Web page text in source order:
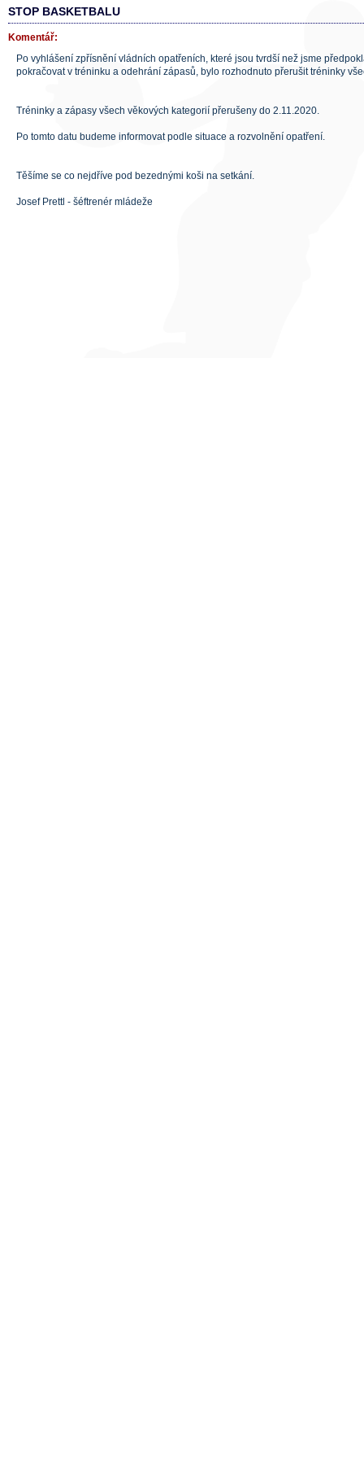
STOP BASKETBALU
Komentář:
Po vyhlášení zpřísnění vládních opatřeních, které jsou tvrdší než jsme
pokračovat v tréninku a odehrání zápasů, bylo rozhodnuto přerušit tréninky
Tréninky a zápasy všech věkových kategorií přerušeny do 2.11.2020.
Po tomto datu budeme informovat podle situace a rozvolnění opatření.
Těšíme se co nejdříve pod bezednými koši na setkání.
Josef Prettl - šéftrenér mládeže